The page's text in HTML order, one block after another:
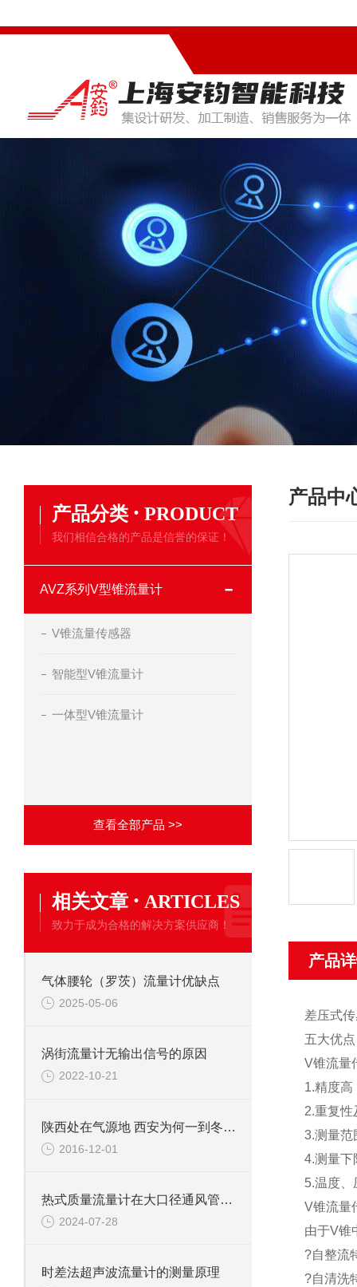
产品分类 · PRODUCT
我们相信合格的产品是信誉的保证！
AVZ系列V型锥流量计
V锥流量传感器
智能型V锥流量计
一体型V锥流量计
查看全部产品 >>
相关文章 · ARTICLES
致力于成为合格的解决方案供应商！
气体腰轮（罗茨）流量计优缺点
2025-05-06
涡街流量计无输出信号的原因
2022-10-21
陕西处在气源地 西安为何一到冬天闹气荒
2016-12-01
热式质量流量计在大口径通风管道流量测量中的应用
2024-07-28
时差法超声波流量计的测量原理
产品中
产品
差压式
五大优
V锥流量
1.精度高
2.重复性
3.测量范
4.测量下
5.温度
V锥流量
由于V锥
?自整流
?自清洗